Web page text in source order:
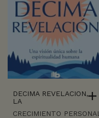
DECIMA REVELACION,
LA
CRECIMIENTO PERSONAL